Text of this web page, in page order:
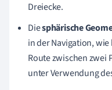
Dreiecke.
Diesphärische
in der Navigation,
Route zwischen zwei
unter Verwendung